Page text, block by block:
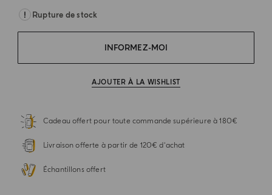
Rupture de stock
INFORMEZ-MOI
AJOUTER À LA WISHLIST
Cadeau offert pour toute commande supérieure à 180€
Livraison offerte à partir de 120€ d'achat
Échantillons offert